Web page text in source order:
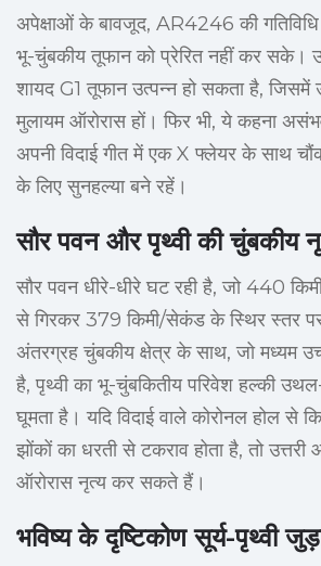
अपेक्षाओं के बावजूद, AR4246 की
भू-चुंबकीय तूफान को प्रेरित नहीं कर सके।
शायद G1 तूफान उत्पन्न हो सकता है, जिसमें
मुलायम ऑरोरास हों। फिर भी, ये कहना
अपनी विदाई गीत में एक X फ्लेयर के साथ
के लिए सुनहल्या बने रहें।
सौर पवन और पृथ्वी की चुंबकीय
सौर पवन धीरे-धीरे घट रही है, जो 440
से गिरकर 379 किमी/सेकंड के स्थिर स्तर
अंतरग्रह चुंबकीय क्षेत्र के साथ, जो मध्यम
है, पृथ्वी का भू-चुंबकितीय परिवेश हल्की
घूमता है। यदि विदाई वाले कोरोनल होल से
झोंकों का धरती से टकराव होता है, तो
ऑरोरास नृत्य कर सकते हैं।
भविष्य के दृष्टिकोण सूर्य-पृथ्वी